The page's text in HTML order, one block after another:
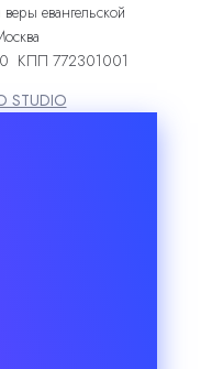
евангельской
КПП 772301001
STUDIO